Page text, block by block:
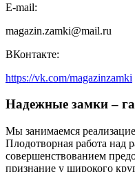
E-mail:
magazin.zamki@mail.ru
ВКонтакте:
https://vk.com/magazinzamki
Надежные замки –
Мы занимаемся
Плодотворная работа над
совершенствованием
признание у широкого